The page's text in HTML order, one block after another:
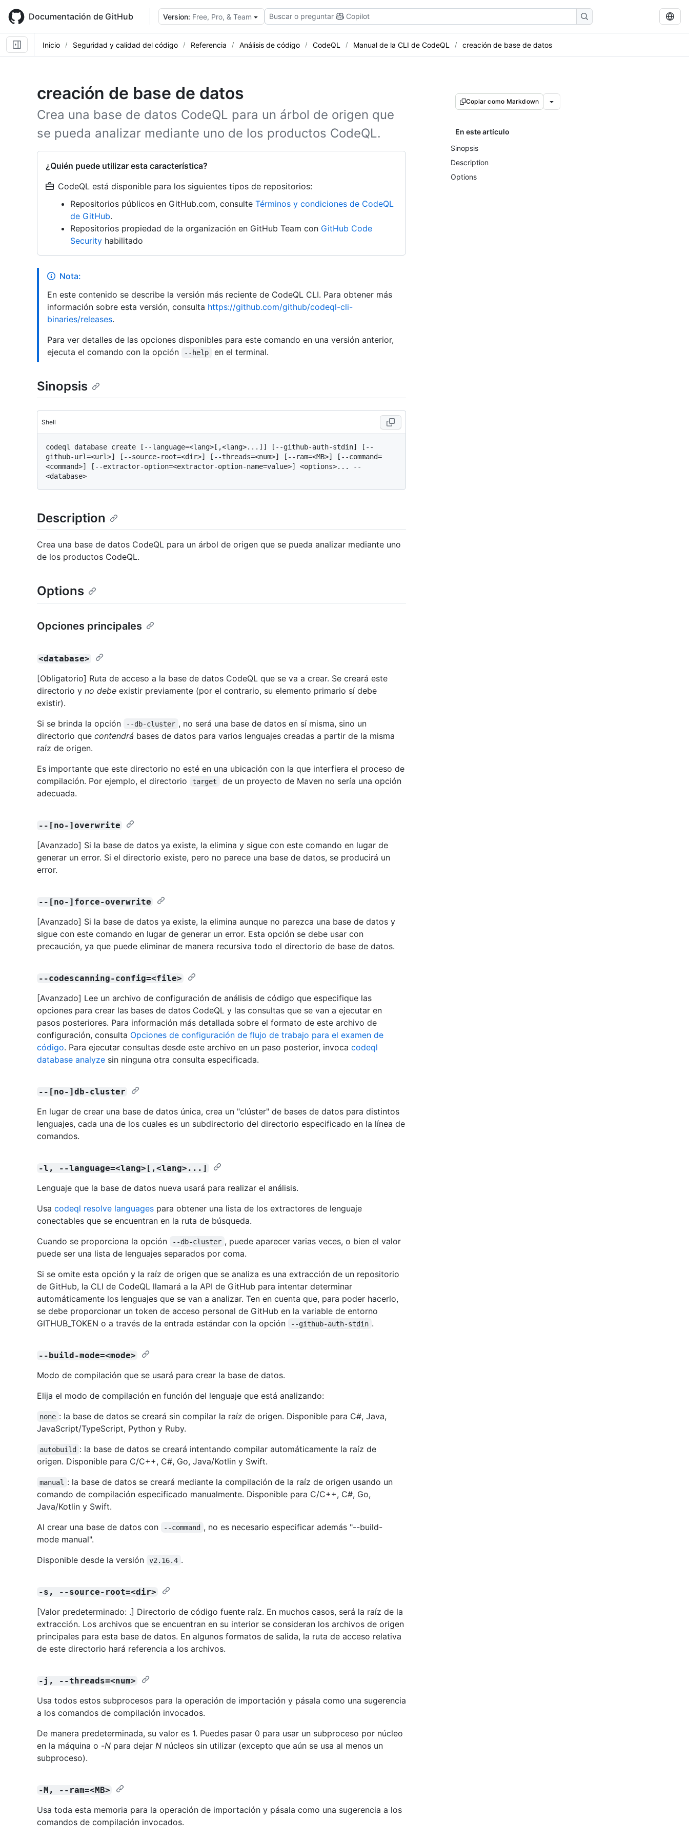
main
content
Documentación de GitHub Version: Free, Pro, & Team Buscar o preguntar Copilot
Inicio Seguridad y calidad del código Referencia Análisis de código CodeQL Manual de la CLI de CodeQL creación de base de datos
creación de base de datos
Crea una base de datos CodeQL para un árbol de origen que
se pueda analizar mediante uno de los productos CodeQL.
¿Quién puede utilizar esta característica?
CodeQL está disponible para los siguientes tipos de repositorios:
Repositorios públicos en GitHub.com, consulte Términos y condiciones de CodeQL
de GitHub.
Repositorios propiedad de la organización en GitHub Team con GitHub Code
Security habilitado
Copiar como Markdown
En este artículo
Sinopsis
Description
Options
Nota:
En este contenido se describe la versión más reciente de CodeQL CLI. Para obtener más
información sobre esta versión, consulta https://github.com/github/codeql-cli-
binaries/releases.
Para ver detalles de las opciones disponibles para este comando en una versión anterior,
ejecuta el comando con la opción
--help en el terminal.
Sinopsis
Shell
codeql database create [--language=<lang>[,<lang>...]] [--github-auth-stdin] [--
github-url=<url>] [--source-root=<dir>] [--threads=<num>] [--ram=<MB>] [--command=
<command>] [--extractor-option=<extractor-option-name=value>] <options>... --
Description
Crea una base de datos CodeQL para un árbol de origen que se pueda analizar mediante uno
de los productos CodeQL.
Options
Opciones principales
<database>
[Obligatorio] Ruta de acceso a la base de datos CodeQL que se va a crear. Se creará este
directorio y no debe existir previamente (por el contrario, su elemento primario sí debe
existir).
Si se brinda la opción
--db-cluster , no será una base de datos en sí misma, sino un
directorio que contendrá bases de datos para varios lenguajes creadas a partir de la misma
raíz de origen.
Es importante que este directorio no esté en una ubicación con la que interfiera el proceso de
compilación. Por ejemplo, el directorio
target
de un proyecto de Maven no sería una opción
adecuada.
--[no-]overwrite
[Avanzado] Si la base de datos ya existe, la elimina y sigue con este comando en lugar de
generar un error. Si el directorio existe, pero no parece una base de datos, se producirá un
error.
--[no-]force-overwrite
[Avanzado] Si la base de datos ya existe, la elimina aunque no parezca una base de datos y
sigue con este comando en lugar de generar un error. Esta opción se debe usar con
precaución, ya que puede eliminar de manera recursiva todo el directorio de base de datos.
--codescanning-config=<file>
[Avanzado] Lee un archivo de configuración de análisis de código que especifique las
opciones para crear las bases de datos CodeQL y las consultas que se van a ejecutar en
pasos posteriores. Para información más detallada sobre el formato de este archivo de
configuración, consulta Opciones de configuración de flujo de trabajo para el examen de
código. Para ejecutar consultas desde este archivo en un paso posterior, invoca codeql
database analyze sin ninguna otra consulta especificada.
--[no-]db-cluster
En lugar de crear una base de datos única, crea un "clúster" de bases de datos para distintos
lenguajes, cada una de los cuales es un subdirectorio del directorio especificado en la línea de
comandos.
-l, --language=<lang>[,<lang>...]
Lenguaje que la base de datos nueva usará para realizar el análisis.
Usa codeql resolve languages para obtener una lista de los extractores de lenguaje
conectables que se encuentran en la ruta de búsqueda.
Cuando se proporciona la opción
--db-cluster , puede aparecer varias veces, o bien el valor
puede ser una lista de lenguajes separados por coma.
Si se omite esta opción y la raíz de origen que se analiza es una extracción de un repositorio
de GitHub, la CLI de CodeQL llamará a la API de GitHub para intentar determinar
automáticamente los lenguajes que se van a analizar. Ten en cuenta que, para poder hacerlo,
se debe proporcionar un token de acceso personal de GitHub en la variable de entorno
GITHUB_TOKEN o a través de la entrada estándar con la opción
--github-auth-stdin .
--build-mode=<mode>
Modo de compilación que se usará para crear la base de datos.
Elija el modo de compilación en función del lenguaje que está analizando:
none : la base de datos se creará sin compilar la raíz de origen. Disponible para C#, Java,
JavaScript/TypeScript, Python y Ruby.
autobuild : la base de datos se creará intentando compilar automáticamente la raíz de
origen. Disponible para C/C++, C#, Go, Java/Kotlin y Swift.
manual
: la base de datos se creará mediante la compilación de la raíz de origen usando un
comando de compilación especificado manualmente. Disponible para C/C++, C#, Go,
Java/Kotlin y Swift.
Al crear una base de datos con
--command , no es necesario especificar además "--build-
mode manual".
Disponible desde la versión
v2.16.4 .
-s, --source-root=<dir>
[Valor predeterminado: .] Directorio de código fuente raíz. En muchos casos, será la raíz de la
extracción. Los archivos que se encuentran en su interior se consideran los archivos de origen
principales para esta base de datos. En algunos formatos de salida, la ruta de acceso relativa
de este directorio hará referencia a los archivos.
-j, --threads=<num>
Usa todos estos subprocesos para la operación de importación y pásala como una sugerencia
a los comandos de compilación invocados.
De manera predeterminada, su valor es 1. Puedes pasar 0 para usar un subproceso por núcleo
en la máquina o -N para dejar N núcleos sin utilizar (excepto que aún se usa al menos un
subproceso).
-M, --ram=<MB>
Usa toda esta memoria para la operación de importación y pásala como una sugerencia a los
comandos de compilación invocados.